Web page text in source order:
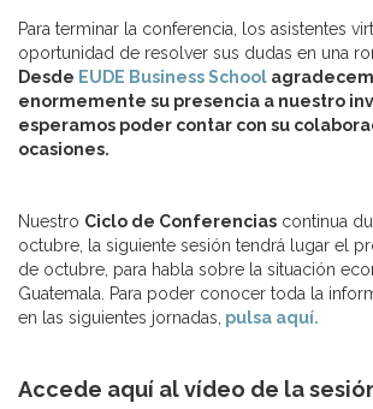
Para terminar la conferencia, los asistentes
oportunidad de resolver sus dudas en una
Desde EUDE Business School
enormemente su presencia a nuestro
esperamos poder contar con su
ocasiones.
Nuestro Ciclo de Conferencias continua
octubre, la siguiente sesión tendrá lugar el
de octubre, para habla sobre la situación
Guatemala. Para poder conocer toda la
en las siguientes jornadas, pulsa aquí.
Accede aquí al vídeo de la